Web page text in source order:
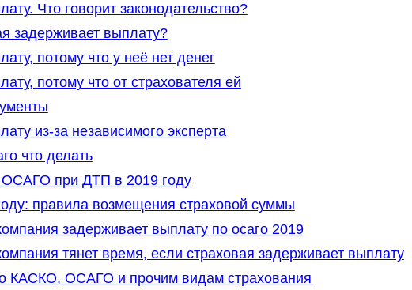
Что говорит законодательство?
задерживает выплату?
потому что у неё нет денег
потому что от страхователя ей
из-за независимого эксперта
что делать
при ДТП в 2019 году
правила возмещения страховой суммы
задерживает выплату по осаго 2019
тянет время, если страховая задерживает выплату
КАСКО, ОСАГО и прочим видам страхования